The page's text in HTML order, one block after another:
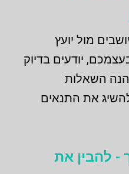
מול יועץ
יודעים בדיוק
השאלות
את התנאים
- להבין את